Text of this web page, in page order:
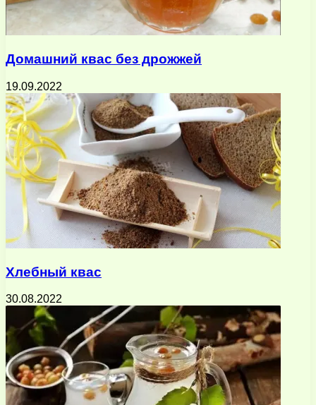
Домашний квас без дрожжей
19.09.2022
Хлебный квас
30.08.2022